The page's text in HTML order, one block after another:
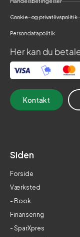
Cookie- og privatlivspolitik
Persondatapolitik
Her kan du
Kontakt
Siden
Forside
Værksted
- Book
Finansering
- SparXpres